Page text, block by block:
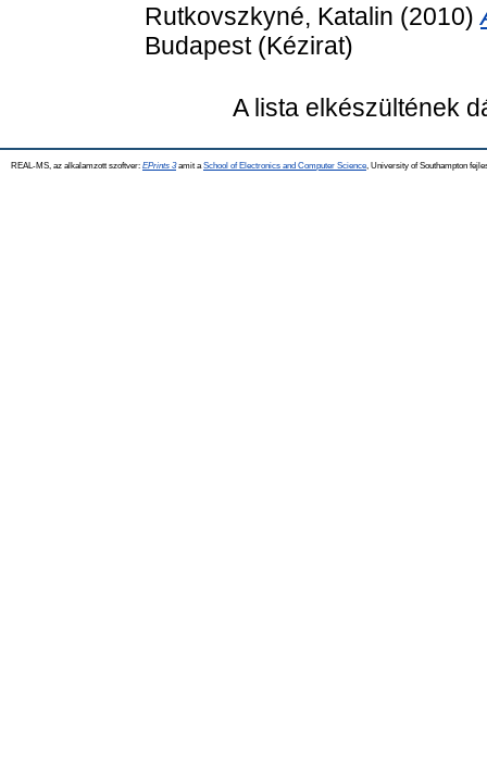
Rutkovszkyné, Katalin (2010)
Budapest (Kézirat)
A lista elkészültének
REAL-MS, az alkalamzott szoftver: EPrints 3amit a School of Electronics and Computer Science , University of Southampton